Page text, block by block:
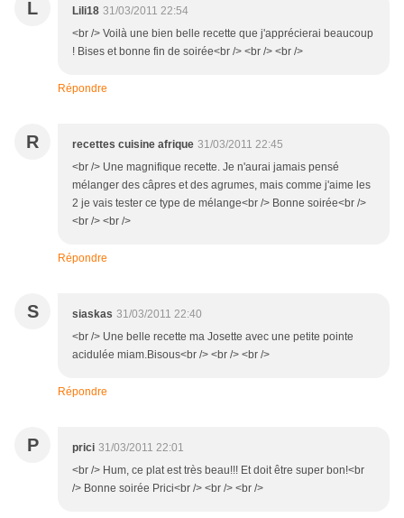
L Lili18 31/03/2011 22:54
<br /> Voilà une bien belle recette que j'apprécierai beaucoup
! Bises et bonne fin de soirée<br /> <br /> <br />
Répondre
R recettes cuisine afrique 31/03/2011 22:45
<br /> Une magnifique recette. Je n'aurai jamais pensé
mélanger des câpres et des agrumes, mais comme j'aime les
2 je vais tester ce type de mélange<br /> Bonne soirée<br />
<br /> <br />
Répondre
S siaskas 31/03/2011 22:40
<br /> Une belle recette ma Josette avec une petite pointe
acidulée miam.Bisous<br /> <br /> <br />
Répondre
P prici 31/03/2011 22:01
<br /> Hum, ce plat est très beau!!! Et doit être super bon!<br
/> Bonne soirée Prici<br /> <br /> <br />